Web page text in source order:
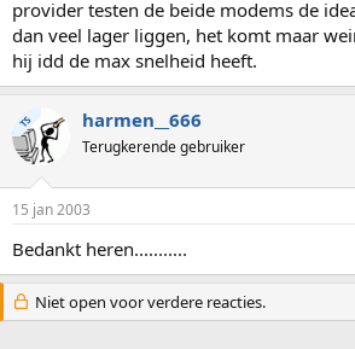
provider testen de beide modems de
dan veel lager liggen, het komt maar
hij idd de max snelheid heeft.
TS harmen__666
Terugkerende gebruiker
15 jan 2003
Bedankt heren...........
Niet open voor verdere reacties.